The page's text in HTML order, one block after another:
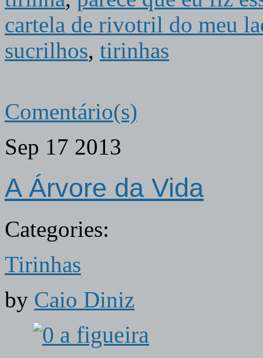
cartela de rivotril do meu
sucrilhos, tirinhas
Comentário(s)
Sep 17 2013
A Árvore da Vida
Categories:
Tirinhas
by Caio Diniz